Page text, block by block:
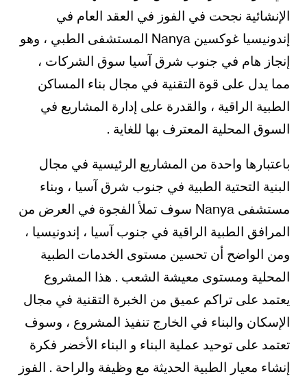
الإنشائية نجحت في الفوز في العقد العام في
إندونيسيا غوكسين Nanya المستشفى الطبي ، وهو
إنجاز هام في جنوب شرق آسيا سوق الشركات ،
مما يدل على قوة التقنية في مجال بناء المساكن
الطبية الراقية ، والقدرة على إدارة المشاريع في
السوق المحلية المعترف بها للغاية .
باعتبارها واحدة من المشاريع الرئيسية في مجال
البنية التحتية الطبية في جنوب شرق آسيا ، وبناء
مستشفى Nanya سوف تملأ الفجوة في العرض من
المرافق الطبية الراقية في جنوب آسيا ، إندونيسيا ،
ومن الواضح أن تحسين مستوى الخدمات الطبية
المحلية ومستوى معيشة الشعب . هذا المشروع
يعتمد على تراكم عميق من الخبرة التقنية في مجال
الإسكان والبناء في الخارج تنفيذ المشروع ، وسوف
تعتمد على توحيد عملية البناء و البناء الأخضر فكرة
إنشاء معيار الطبية الحديثة مع وظيفة والراحة . الفوز